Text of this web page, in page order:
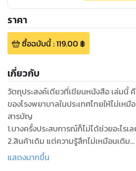
ราคา
ซื้อฉบับนี้:119.00 ฿
เกี่ยวกับ
วัตถุประสงค์เดียวที่เขียนหนังสือ เล่มนี้
ของโรงพยาบาลในประเทศไทยให้ไม่เห
สารบัญ
1.บางครั้งประสบการณ์ก็ไม่ได้ช่วยอะไรเ
2.สินค้าเดิม แต่ความรู้สึกไม่เหมือนเดิม
3.อะไรคือสิ่งที่ WOW! สำหรับผู้รับบริการ
แสดงมากขึ้น